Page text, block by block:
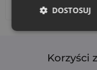
Dodaj nadruk
Korzyści
DOSTOSUJ